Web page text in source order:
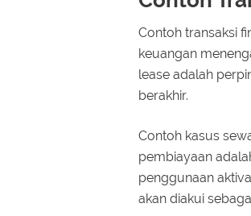
Contoh transaksi
keuangan
lease adalah
berakhir.
Contoh kasus
pembiayaan
penggunaan
akan diakui